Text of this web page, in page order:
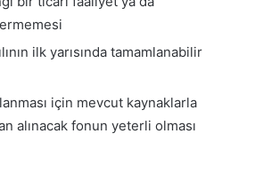
ilk yarısında tamamlanabilir
için mevcut kaynaklarla
alınacak fonun yeterli olması